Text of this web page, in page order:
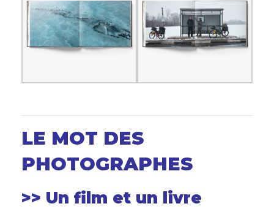
LE MOT DES
PHOTOGRAPHES
>> Un film et un livre